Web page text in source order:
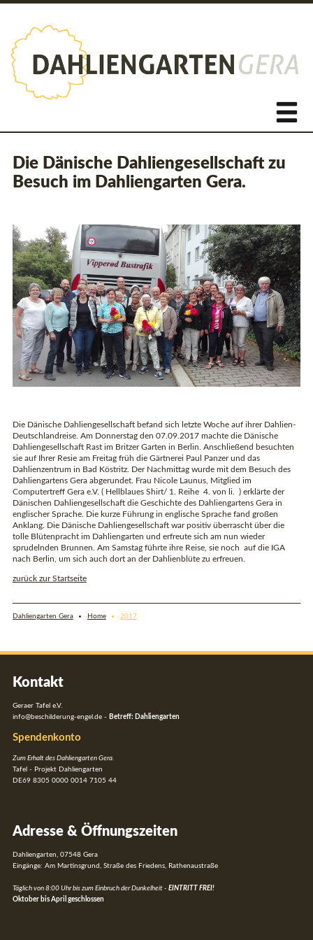
Die Dänische Dahliengesellschaft zu
Besuch im Dahliengarten Gera.
Die Dänische Dahliengesellschaft befand sich letzte Woche auf ihrer Dahlien-
Deutschlandreise. Am Donnerstag den 07.09.2017 machte die Dänische
Dahliengesellschaft Rast im Britzer Garten in Berlin. Anschließend besuchten
sie auf Ihrer Resie am Freitag früh die Gärtnerei Paul Panzer und das
Dahlienzentrum in Bad Köstritz. Der Nachmittag wurde mit dem Besuch des
Dahliengartens Gera abgerundet. Frau Nicole Launus, Mitglied im
Computertreff Gera e.V. ( Hellblaues Shirt/ 1. Reihe 4. von li. ) erklärte der
Dänischen Dahliengesellschaft die Geschichte des Dahliengartens Gera in
englischer Sprache. Die kurze Führung in englische Sprache fand großen
Anklang. Die Dänische Dahliengesellschaft war positiv überrascht über die
tolle Blütenpracht im Dahliengarten und erfreute sich am nun wieder
sprudelnden Brunnen. Am Samstag führte ihre Reise, sie noch auf die IGA
nach Berlin, um sich auch dort an der Dahlienblüte zu erfreuen.
zurück zur Startseite
Dahliengarten Gera Home 2017
Kontakt
Geraer Tafel e.V.
info@beschilderung-engel.de- Betreff: Dahliengarten
Spendenkonto
Zum Erhalt des Dahliengarten Gera.
Tafel - Projekt Dahliengarten
DE69 8305 0000 0014 7105 44
Adresse & Öffnungszeiten
Dahliengarten, 07548 Gera
Eingänge: Am Martinsgrund, Straße des Friedens, Rathenaustraße
Täglich von 8:00 Uhr bis zum Einbruch der Dunkelheit - EINTRITT FREI!
Oktober bis April geschlossen